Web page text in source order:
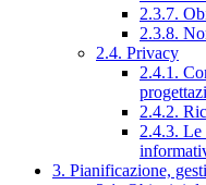
2.3.7.
2.3.8.
2.4. Privacy
2.4.1.
2.4.2.
2.4.3. Le
3. Pianificazione,